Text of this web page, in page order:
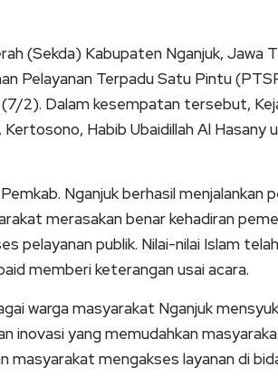
(Sekda) Kabupaten Nganjuk, Jawa
Pelayanan Terpadu Satu Pintu
(7/2). Dalam kesempatan tersebut,
Kertosono, Habib Ubaidillah Al
Nganjuk berhasil menjalankan
merasakan benar kehadiran
pelayanan publik. Nilai-nilai Islam
memberi keterangan usai acara.
warga masyarakat Nganjuk
inovasi yang memudahkan
masyarakat mengakses layanan di